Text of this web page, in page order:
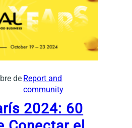
de Report and
community
2024: 60